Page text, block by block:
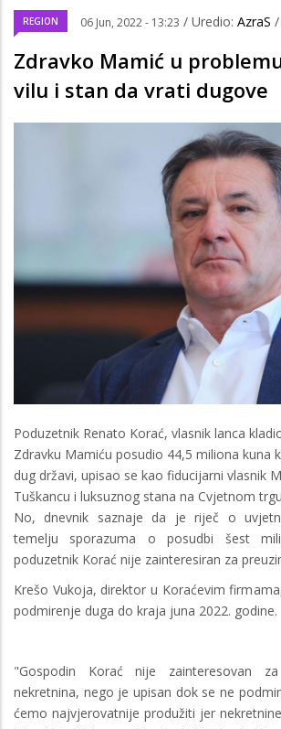
REGION 06 Jun, 2022 - 13:23 / Uredio: AzraS /
Zdravko Mamić u
vilu i stan da vrati dugove
Poduzetnik Renato Korać, vlasnik lanca
Zdravku Mamiću posudio 44,5 miliona kuna
dug državi, upisao se kao fiducijarni vlasnik
Tuškancu i luksuznog stana na Cvjetnom
No, dnevnik saznaje da je riječ o
temelju sporazuma o posudbi šest
poduzetnik Korać nije zainteresiran za
Krešo Vukoja, direktor u Koraćevim
podmirenje duga do kraja juna 2022. godine.
"Gospodin Korać nije zainteresovan
nekretnina, nego je upisan dok se ne
ćemo najvjerovatnije produžiti jer